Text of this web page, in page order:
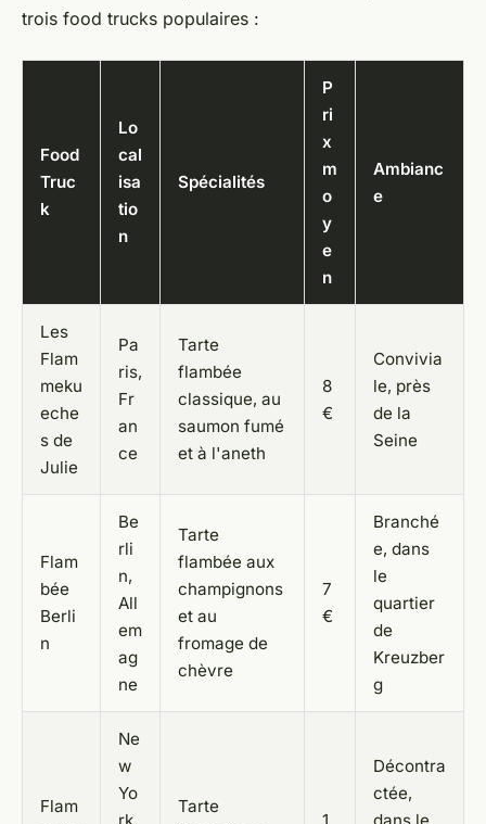
trois food trucks populaires :
Food
Truc
k
Lo
cal
isa
tio
n
Spécialités
P
ri
x
m
o
y
e
n
Ambianc
e
Les
Flam
meku
eche
s de
Julie
Pa
ris,
Fr
an
ce
Tarte
flambée
classique, au
saumon fumé
et à l'aneth
8
€
Convivia
le, près
de la
Seine
Flam
bée
Berli
n
Be
rli
n,
All
em
ag
ne
Tarte
flambée aux
champignons
et au
fromage de
chèvre
7
€
Branché
e, dans
le
quartier
de
Kreuzber
g
Flam
Ne
w
Yo
Tarte
Décontra
ctée,